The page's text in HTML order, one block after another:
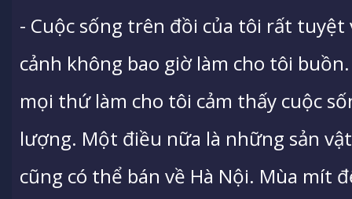
- Cuộc sống trên đồi của tôi rất
cảnh không bao giờ làm cho tôi
mọi thứ làm cho tôi cảm thấy cuộc
lượng. Một điều nữa là những sản
cũng có thể bán về Hà Nội. Mùa mít